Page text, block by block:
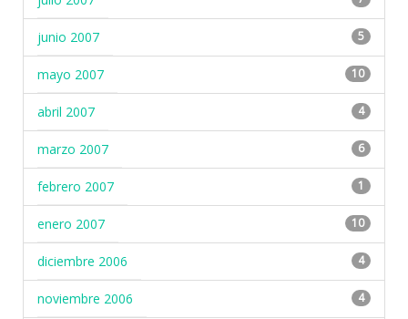
junio 2007 5
mayo 2007 10
abril 2007 4
marzo 2007 6
febrero 2007 1
enero 2007 10
diciembre 2006 4
noviembre 2006 4